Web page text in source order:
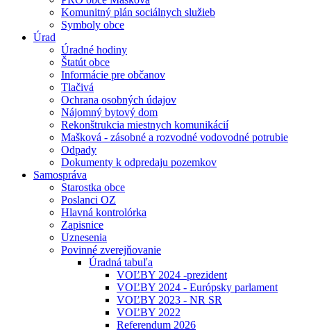
Komunitný plán sociálnych služieb
Symboly obce
Úrad
Úradné hodiny
Štatút obce
Informácie pre občanov
Tlačivá
Ochrana osobných údajov
Nájomný bytový dom
Rekonštrukcia miestnych komunikácií
Mašková - zásobné a rozvodné vodovodné potrubie
Odpady
Dokumenty k odpredaju pozemkov
Samospráva
Starostka obce
Poslanci OZ
Hlavná kontrolórka
Zapisnice
Uznesenia
Povinné zverejňovanie
Úradná tabuľa
VOĽBY 2024 -prezident
VOĽBY 2024 - Európsky parlament
VOĽBY 2023 - NR SR
VOĽBY 2022
Referendum 2026